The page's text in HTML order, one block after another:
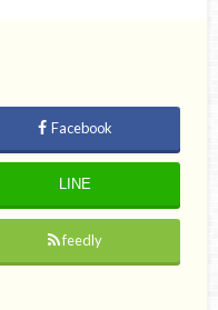
Facebook
LINE
feedly